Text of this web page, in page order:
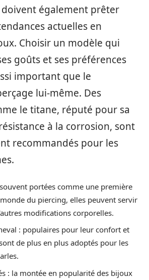
doivent également prêter
actuelles en
Choisir un modèle qui
goûts et ses préférences
important que le
lui-même. Des
le titane, réputé pour sa
à la corrosion, sont
recommandés pour les
portées comme une première
du piercing, elles peuvent servir
modifications corporelles.
: populaires pour leur confort et
de plus en plus adoptés pour les
: la montée en popularité des bijoux